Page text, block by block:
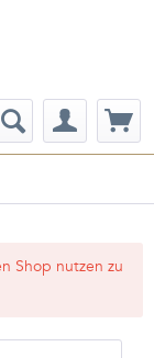
Shop nutzen zu